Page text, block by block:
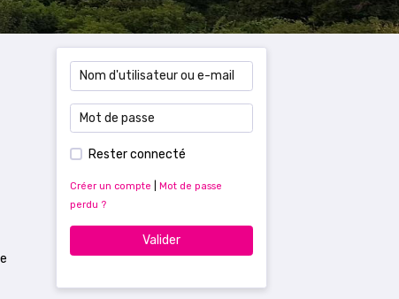
Rester connecté
Créer un compte
Mot de passe
perdu ?
Valider